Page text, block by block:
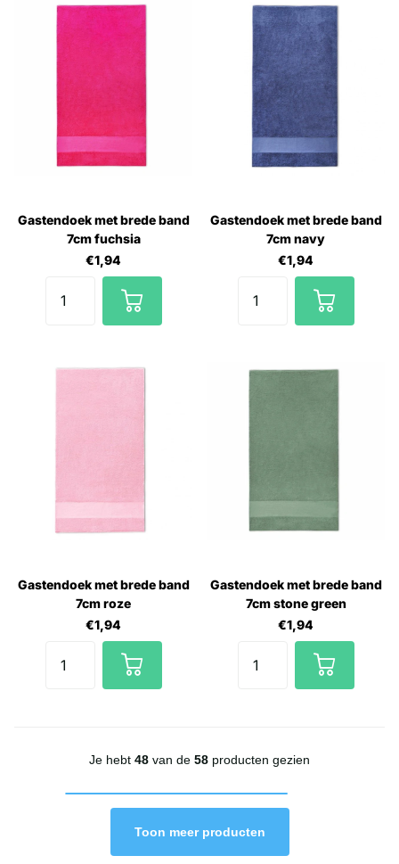
Gastendoek met brede band
7cm fuchsia
€1,94
Gastendoek met brede band
7cm navy
€1,94
Gastendoek met brede band
7cm roze
€1,94
Gastendoek met brede band
7cm stone green
€1,94
Je hebt 48 van de 58 producten gezien
Toon meer producten